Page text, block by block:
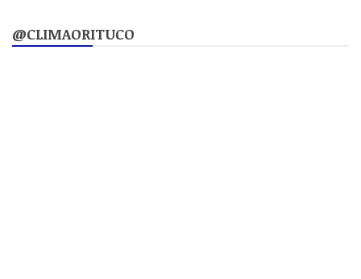
@CLIMAORITUCO